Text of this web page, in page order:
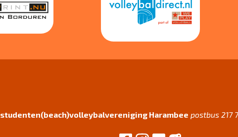
studenten(beach)volleybalvereniging Harambee postbus 217